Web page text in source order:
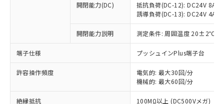
開閉能力(DC)
抵抗負荷(DC-12): DC24V 8A/
誘導負荷(DC-13): DC24V 4A/
開閉能力説明 測定条件: 周囲温度 20±2℃、
端子仕様 プッシュインPlus端子台
許容操作頻度
電気的: 最大30回/分
機械的: 最大60回/分
絶縁抵抗 100MΩ以上 (DC500Vメガ)
以下の条件をお読みいただき、同意のうえ
ご利用ください。
本サービスは、当社制御機器事業取扱
商品の当社在庫状況および標準価格
(税抜)を提供させていただくもので
当社制御機器事業取扱商品の中には、
対応予定なし：EU RoHS指令（10物質）の
非含有に非対応の商品で、対応品を出す予
調査・確認中：EU RoHS指令（10物質）の
非含有の対応状況を調査中または確認中の
商品です。
非該当品：ライセンス料など無形物で、有
害物質有無と関係のない商品です。
「○」：最大均質材料含有率が中国RoHSの
基準値以下であることを示します。